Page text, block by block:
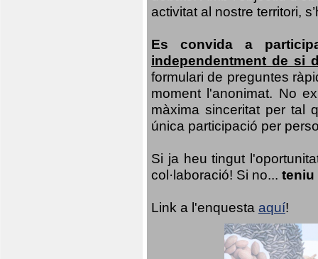
activitat al nostre territori,
Es convida a
independentment de si
formulari de preguntes
moment l'anonimat. No
màxima sinceritat per tal
única participació per
Si ja heu tingut
col·laboració! Si no... teniu
Link a l'enquesta aquí!